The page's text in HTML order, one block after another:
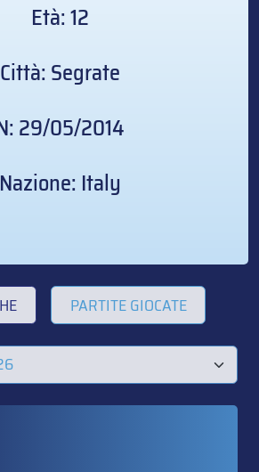
Età: 12
Città: Segrate
29/05/2014
Nazione: Italy
PARTITE GIOCATE